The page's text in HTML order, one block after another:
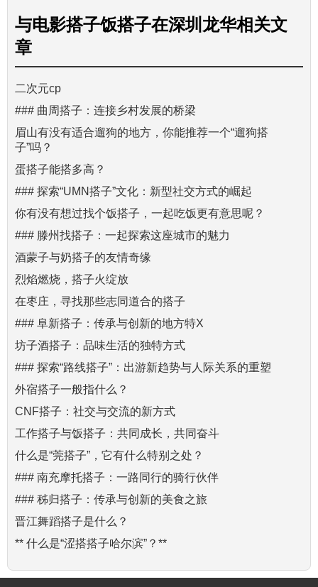
与电影搭子饭搭子在深圳龙华相关文
章
二次元cp
### 曲周搭子：连接乡村发展的桥梁
眉山有没有适合遛狗的地方，你能推荐一个“遛狗搭
子”吗？
蛋搭子能搭多高？
### 探索“UMN搭子”文化：新型社交方式的崛起
你有没有想过找个饭搭子，一起吃饭更有意思呢？
### 滕州找搭子：一起探索这座城市的魅力
酒蒙子与奶搭子的友情奇缘
烈焰燃烧，搭子火绽放
在枣庄，寻找那些志同道合的搭子
### 阜新搭子：传承与创新的地方特X
坊子酒搭子：品味生活的独特方式
### 探索“路线搭子”：出游新趋势与人际关系的重塑
外宿搭子一般指什么？
CNF搭子：社交与交流的新方式
工作搭子与饭搭子：共同成长，共同奋斗
什么是“莞搭子”，它有什么特别之处？
### 南充摩托搭子：一路同行的骑行伙伴
### 秭归搭子：传承与创新的美食之旅
晋江舞蹈搭子是什么？
** 什么是“涩搭搭子哈尔滨”？**